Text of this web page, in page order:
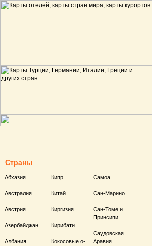
Страны
Абхазия
Австралия
Австрия
Азербайджан
Албания
Кипр
Китай
Киргизия
Кирибати
Кокосовые о-
Самоа
Сан-Марино
Сан-Томе и
Принсипи
Саудовская
Аравия